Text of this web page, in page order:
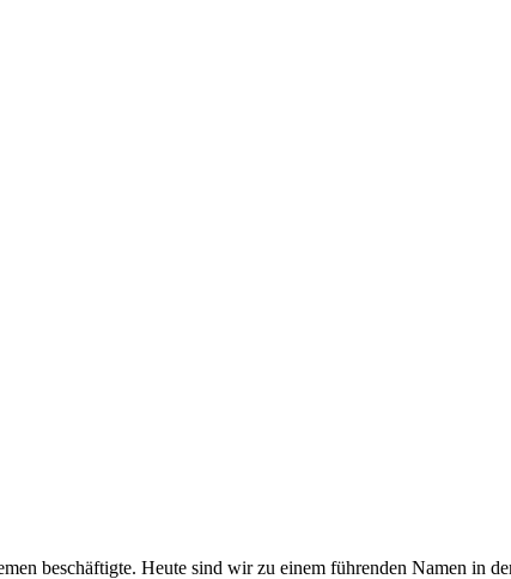
beschäftigte. Heute sind wir zu einem führenden Namen in